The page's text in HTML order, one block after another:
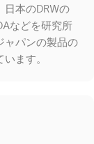
本のDRWの
などを研究所
ャパンの製品の
ます。